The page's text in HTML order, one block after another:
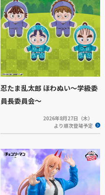
忍たま乱太郎 ほわぬい～学級委
員長委員会～
2026年8月27日（木）
より順次登場予定